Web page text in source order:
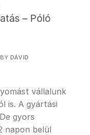
– Póló
BY DÁVID
vállalunk
is. A gyártási
gyors
napon belül